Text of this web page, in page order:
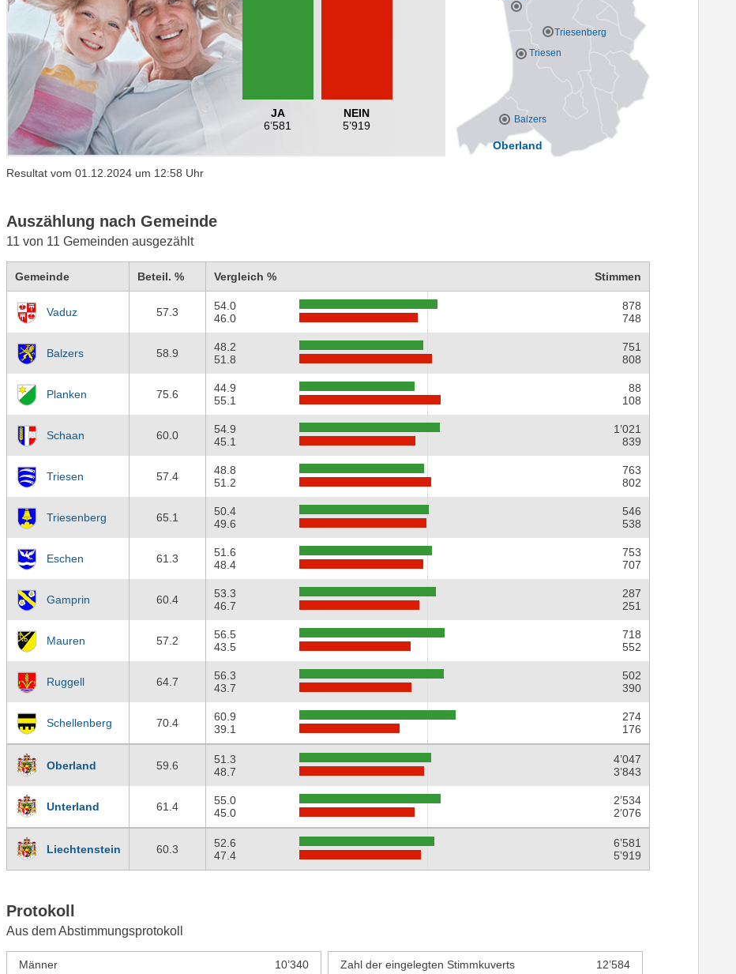
Balzers
Triesen
Triesenberg
Oberland
JA
6’581
NEIN
5’919
Resultat vom 01.12.2024 um 12:58 Uhr
Auszählung nach Gemeinde
11 von 11 Gemeinden ausgezählt
Gemeinde Beteil. % Vergleich % Stimmen
Vaduz 57.3
54.0
46.0
878
748
Balzers 58.9
48.2
51.8
751
808
Planken 75.6
44.9
55.1
88
108
Schaan 60.0
54.9
45.1
1’021
839
Triesen 57.4
48.8
51.2
763
802
Triesenberg 65.1
50.4
49.6
546
538
Eschen 61.3
51.6
48.4
753
707
Gamprin 60.4
53.3
46.7
287
251
Mauren 57.2
56.5
43.5
718
552
Ruggell 64.7
56.3
43.7
502
390
Schellenberg 70.4
60.9
39.1
274
176
Oberland 59.6
51.3
48.7
4’047
3’843
Unterland 61.4
55.0
45.0
2’534
2’076
Liechtenstein 60.3
52.6
47.4
6’581
5’919
Protokoll
Aus dem Abstimmungsprotokoll
Männer 10’340 Zahl der eingelegten Stimmkuverts 12’584